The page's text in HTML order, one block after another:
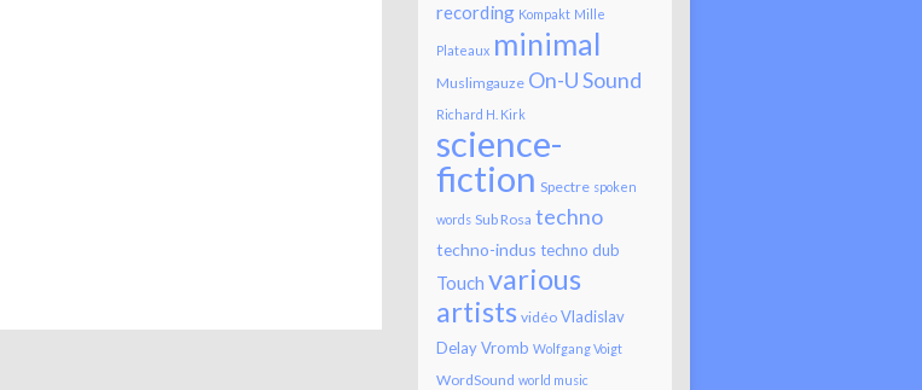
recording Kompakt Mille
Plateaux minimal
Muslimgauze On-U Sound
Richard H. Kirk
science-
fiction Spectre spoken
words Sub Rosa techno
techno-indus techno dub
Touch various
artists vidéo Vladislav
DelayVromb Wolfgang Voigt
WordSound world music